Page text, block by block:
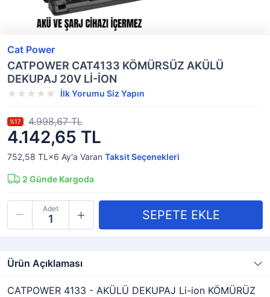
Cat Power
CATPOWER CAT4133 KÖMÜRSÜZ AKÜLÜ
DEKUPAJ 20V Lİ-İON
İlk Yorumu Siz Yapın
4.142,65 TL
%17 4.998,67 TL
752,58 TL×6 Ay'a Varan Taksit Seçenekleri
2 Günde Kargoda
Adet
Ürün Açıklaması
CATPOWER 4133 - AKÜLÜ DEKUPAJ Li-ion KÖMÜRÜZ